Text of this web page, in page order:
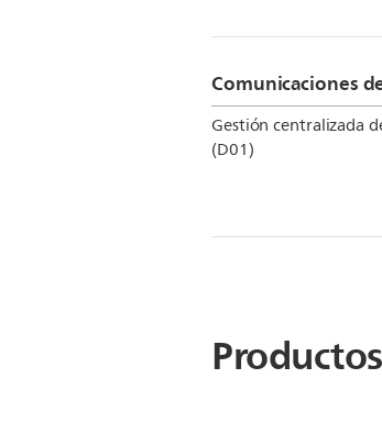
Comunicaciones
Gestión centralizada
(D01)